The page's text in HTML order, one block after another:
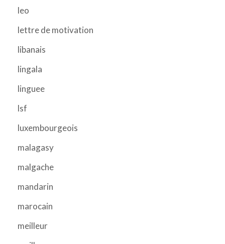
leo
lettre de motivation
libanais
lingala
linguee
lsf
luxembourgeois
malagasy
malgache
mandarin
marocain
meilleur